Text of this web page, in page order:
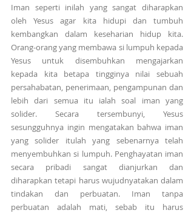
Iman seperti inilah yang sangat diharapkan
oleh Yesus agar kita hidupi dan tumbuh
kembangkan dalam keseharian hidup kita.
Orang-orang yang membawa si lumpuh kepada
Yesus untuk disembuhkan mengajarkan
kepada kita betapa tingginya nilai sebuah
persahabatan, penerimaan, pengampunan dan
lebih dari semua itu ialah soal iman yang
solider. Secara tersembunyi, Yesus
sesungguhnya ingin mengatakan bahwa iman
yang solider itulah yang sebenarnya telah
menyembuhkan si lumpuh. Penghayatan iman
secara pribadi sangat dianjurkan dan
diharapkan tetapi harus wujudnyatakan dalam
tindakan dan perbuatan. Iman tanpa
perbuatan adalah mati, sebab itu harus